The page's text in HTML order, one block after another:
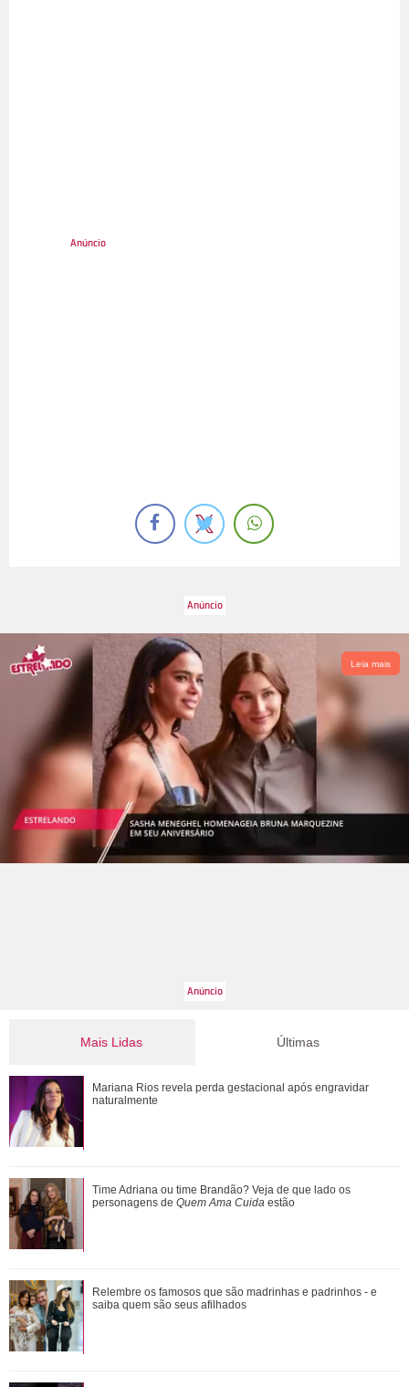
Leia mais
Mais Lidas
Ele cresceu! Veja evolução de Marcelo Sangalo, filho de
Ivete Sangalo e Daniel Cady
Ratinho se envolve em polêmica após falar sobre aparência
do cantor Tiago, da dupla com Hu...
Confira vezes em que Gaby Amarantos mostrou que não
tem medo de falar o que pensa
Últimas
Mariana Rios revela perda gestacional após engravidar
naturalmente
Time Adriana ou time Brandão? Veja de que lado os
personagens de Quem Ama Cuida estão
Relembre os famosos que são madrinhas e padrinhos - e
saiba quem são seus afilhados